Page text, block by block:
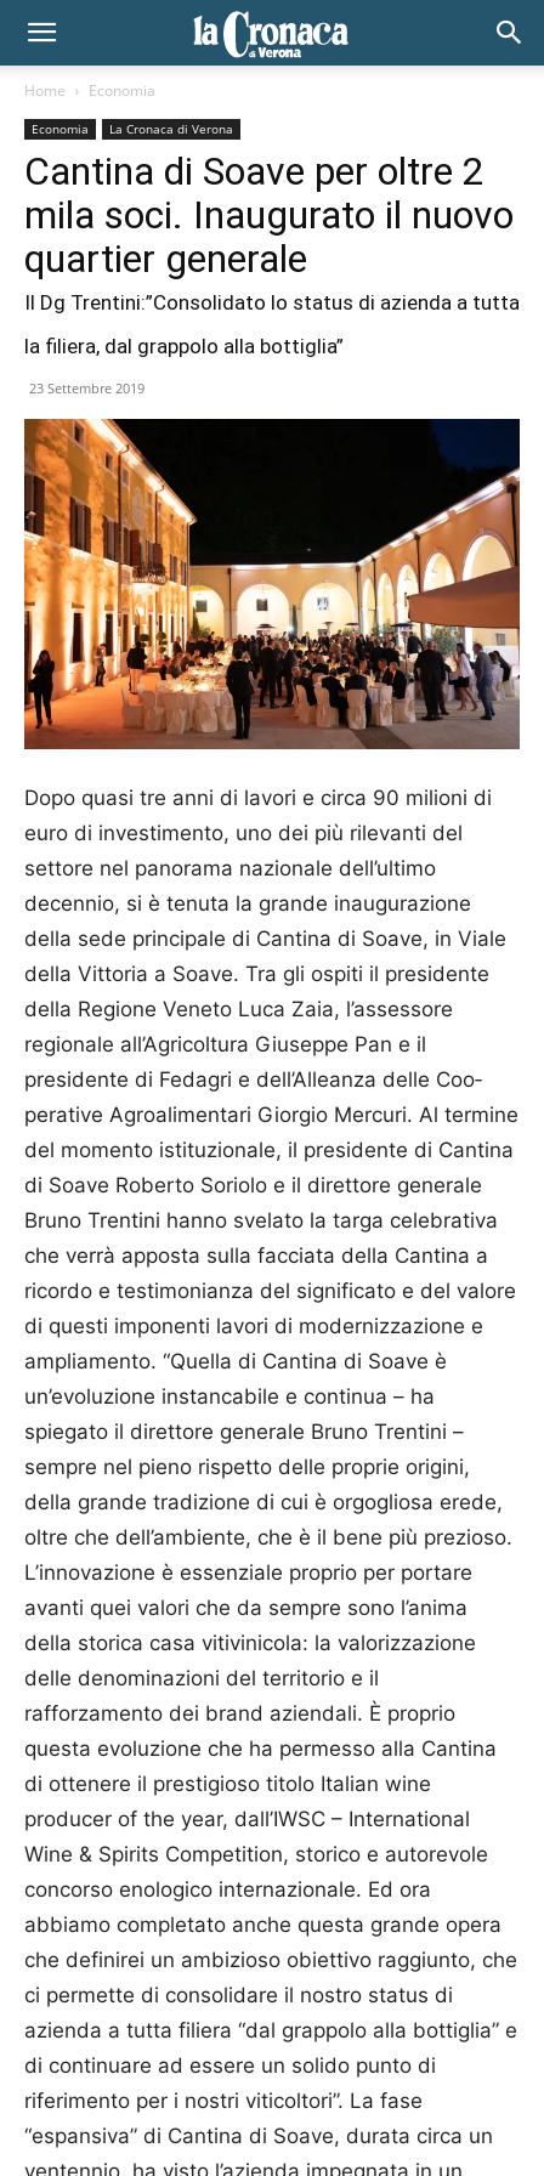
Home Economia
Economia La Cronaca di Verona
Cantina di Soave per oltre 2
mila soci. Inaugurato il nuovo
quartier generale
Il Dg Trentini:”Consolidato lo status di azienda a tutta
la filiera, dal grappolo alla bottiglia”
23 Settembre 2019
Dopo quasi tre anni di lavori e circa 90 milioni di
euro di investimento, uno dei più rilevanti del
settore nel panorama nazionale dell’ultimo
decennio, si è tenuta la grande inaugurazione
della sede principale di Cantina di Soave, in Viale
della Vittoria a Soave. Tra gli ospiti il presidente
della Regione Veneto Luca Zaia, l’assessore
regionale all’Agri­coltura Giuseppe Pan e il
presidente di Fedagri e dell’Alleanza delle Co­o­
perative Agroalimentari Gior­gio Mercuri. Al termine
del momento istituzionale, il presidente di Cantina
di Soave Roberto Soriolo e il direttore generale
Bruno Trentini hanno svelato la targa celebrativa
che verrà apposta sulla facciata della Cantina a
ricordo e testimonianza del significato e del valore
di questi imponenti lavori di modernizzazione e
ampliamento. “Quella di Cantina di Soave è
un’evoluzione instancabile e continua – ha
spiegato il direttore generale Bruno Trentini –
sempre nel pieno rispetto delle proprie origini,
della grande tradizione di cui è orgogliosa erede,
oltre che dell’ambiente, che è il bene più prezioso.
L’innovazione è essenziale proprio per portare
avanti quei valori che da sempre sono l’anima
della storica casa vitivinicola: la valorizzazione
delle denominazioni del territorio e il
rafforzamento dei brand aziendali. È proprio
questa evoluzione che ha permesso alla Cantina
di ottenere il prestigioso titolo Italian wine
producer of the year, dall’IWSC – International
Wine & Spirits Competition, storico e autorevole
concorso enologico internazionale. Ed ora
abbiamo completato anche questa grande opera
che definirei un ambizioso obiettivo raggiunto, che
ci permette di consolidare il nostro status di
azienda a tutta filiera “dal grappolo alla bottiglia” e
di continuare ad essere un solido punto di
riferimento per i nostri viticoltori”. La fase
“espansiva” di Cantina di Soave, durata circa un
ventennio, ha visto l’azienda impegnata in un